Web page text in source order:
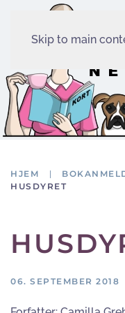
Skip to main
HJEM
HUSDYRET
06. SEPTEMBER 2018